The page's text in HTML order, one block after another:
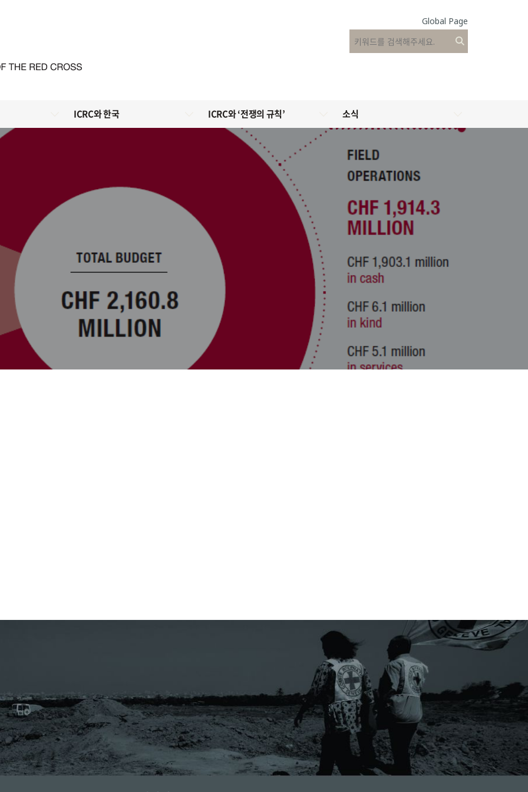
Global Page
ICRC와 한국 ICRC와 ‘전쟁의 규칙’ 소식